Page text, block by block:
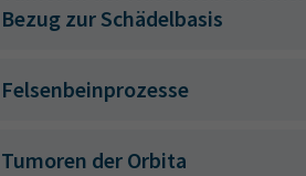
Bezug zur Schädelbasis
Felsenbeinprozesse
Tumoren der Orbita